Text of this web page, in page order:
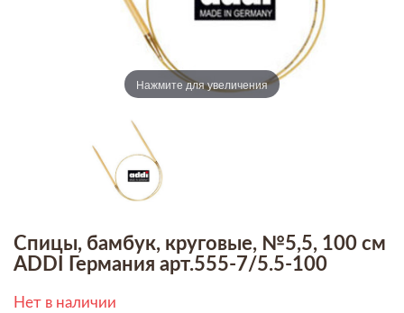
Нажмите для увеличения
Спицы, бамбук, круговые, №5,5, 100 см
ADDI Германия арт.555-7/5.5-100
Нет в наличии